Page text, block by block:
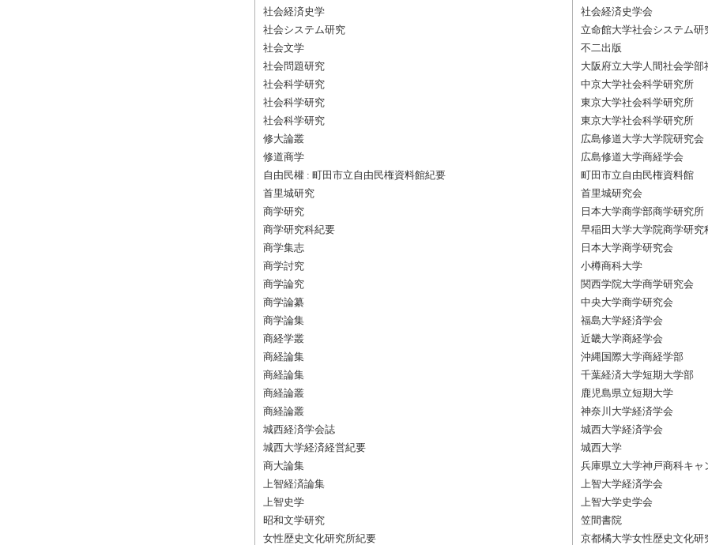
社会経済史学
社会システム研究
社会文学
社会問題研究
社会科学研究
社会科学研究
社会科学研究
修大論叢
修道商学
自由民權 : 町田市立自由民権資料館紀要
首里城研究
商学研究
商学研究科紀要
商学集志
商学討究
商学論究
商学論纂
商学論集
商経学叢
商経論集
商経論集
商経論叢
商経論叢
城西経済学会誌
城西大学経済経営紀要
商大論集
上智経済論集
上智史学
昭和文学研究
女性歴史文化研究所紀要
社会経済史学会
立命館大学社会システム研
不二出版
大阪府立大学人間社会学部
中京大学社会科学研究所
東京大学社会科学研究所
東京大学社会科学研究所
広島修道大学大学院研究会
広島修道大学商経学会
町田市立自由民権資料館
首里城研究会
日本大学商学部商学研究所
早稲田大学大学院商学研究
日本大学商学研究会
小樽商科大学
関西学院大学商学研究会
中央大学商学研究会
福島大学経済学会
近畿大学商経学会
沖縄国際大学商経学部
千葉経済大学短期大学部
鹿児島県立短期大学
神奈川大学経済学会
城西大学経済学会
城西大学
兵庫県立大学神戸商科キ
上智大学経済学会
上智大学史学会
笠間書院
京都橘大学女性歴史文化研